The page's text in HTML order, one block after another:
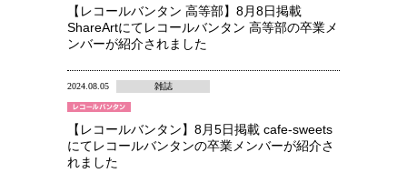
ンタン 高
等部
【レコールバンタン 高等部】8月8日掲載
ShareArtにてレコールバンタン 高等部の卒業メ
ンバーが紹介されました
2024.08.05 雑誌
【レコールバンタン】8月5日掲載 cafe-sweets
にてレコールバンタンの卒業メンバーが紹介さ
れました